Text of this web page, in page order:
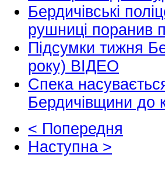
Бердичівські
рушниці поранив
Підсумки тижня
року) ВІДЕО
Спека
Бердичівщини до
< Попередня
Наступна >